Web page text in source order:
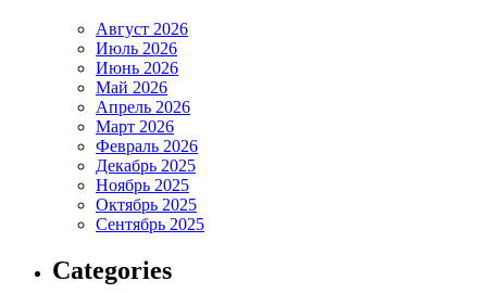
Август 2026
Июль 2026
Июнь 2026
Май 2026
Апрель 2026
Март 2026
Февраль 2026
Декабрь 2025
Ноябрь 2025
Октябрь 2025
Сентябрь 2025
Categories